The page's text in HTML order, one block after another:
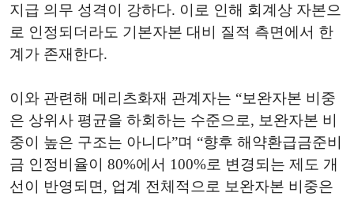
지급 의무 성격이 강하다. 이로 인해 회계상 자본으
로 인정되더라도 기본자본 대비 질적 측면에서 한
계가 존재한다.
이와 관련해 메리츠화재 관계자는 “보완자본 비중
은 상위사 평균을 하회하는 수준으로, 보완자본 비
중이 높은 구조는 아니다”며 “향후 해약환급금준비
금 인정비율이 80%에서 100%로 변경되는 제도 개
선이 반영되면, 업계 전체적으로 보완자본 비중은